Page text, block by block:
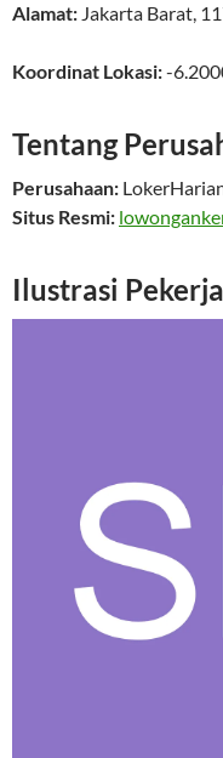
Alamat: Jakarta Barat,
Koordinat Lokasi:-
Tentang
Perusahaan:
Situs Resmi:
Ilustrasi